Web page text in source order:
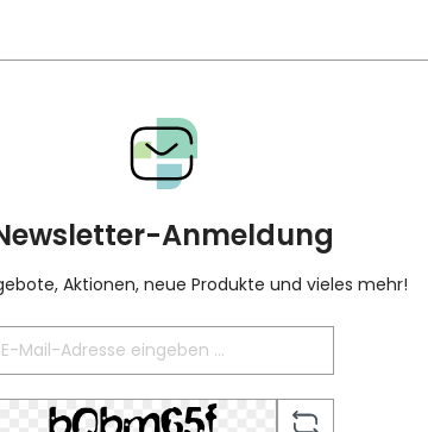
Anmeldung
Aktionen, neue Produkte und vieles mehr!